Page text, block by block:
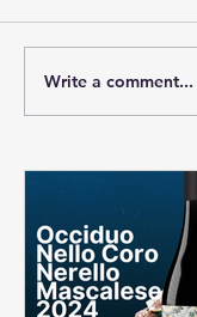
Write a comment...